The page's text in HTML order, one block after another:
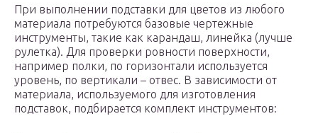
При выполнении подставки для цветов из любого
материала потребуются базовые чертежные
инструменты, такие как карандаш, линейка (лучше
рулетка). Для проверки ровности поверхности,
например полки, по горизонтали используется
уровень, по вертикали – отвес. В зависимости от
материала, используемого для изготовления
подставок, подбирается комплект инструментов: